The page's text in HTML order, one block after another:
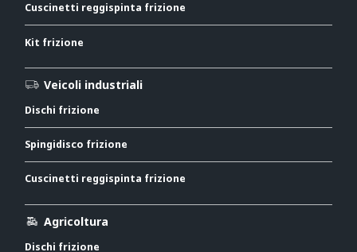
Cuscinetti reggispinta frizione
Kit frizione
Veicoli industriali
Dischi frizione
Spingidisco frizione
Cuscinetti reggispinta frizione
Agricoltura
Dischi frizione